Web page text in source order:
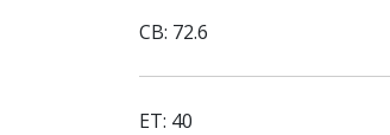
CB: 72.6
ET: 40